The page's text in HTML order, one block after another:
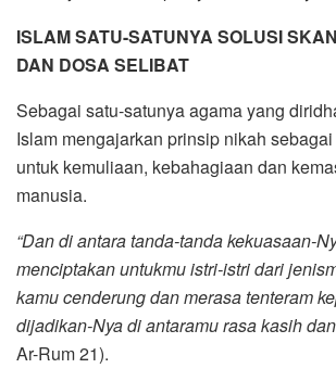
ISLAM SATU-SATUNYA SOLUSI
DAN DOSA SELIBAT
Sebagai satu-satunya agama yang
Islam mengajarkan prinsip nikah
untuk kemuliaan, kebahagiaan dan
manusia.
“Dan di antara tanda-tanda kekuasaan-
menciptakan untukmu istri-istri dari
kamu cenderung dan merasa tenteram
dijadikan-Nya di antaramu rasa kasih
Ar-Rum 21).